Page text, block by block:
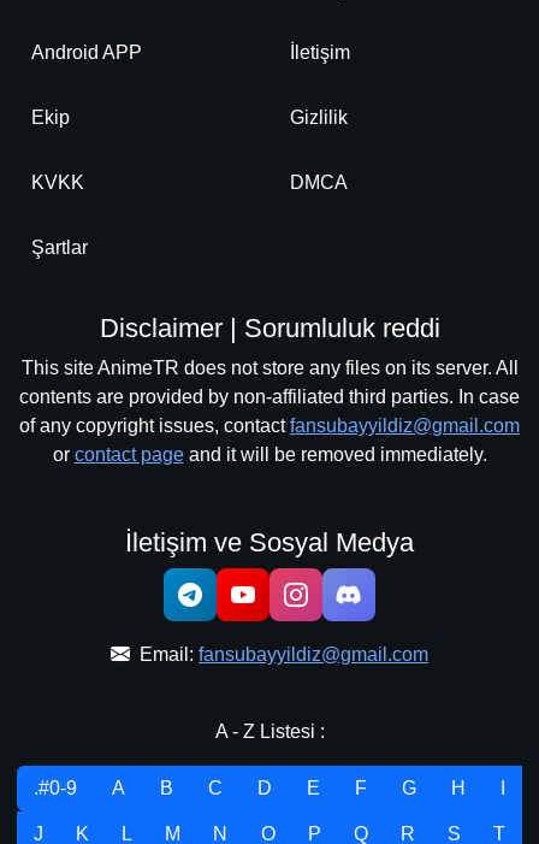
Android APP İletişim
Ekip Gizlilik
KVKK DMCA
Şartlar
Disclaimer | Sorumluluk reddi
This site AnimeTR does not store any files on its server. All
contents are provided by non-affiliated third parties. In case
of any copyright issues, contactfansubayyildiz@gmail.com
or contact pageand it will be removed immediately.
İletişim ve Sosyal Medya
Email: fansubayyildiz@gmail.com
A - Z Listesi :
.#0-9 A B C D E F G H
J K L M N O P Q R S T